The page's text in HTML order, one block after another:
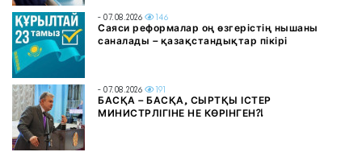
- 07.08.2026 146
Саяси реформалар оң өзгерістің нышаны
саналады – қазақстандықтар пікірі
- 07.08.2026 191
БАСҚА – БАСҚА, СЫРТҚЫ ІСТЕР
МИНИСТРЛІГІНЕ НЕ КӨРІНГЕН?!